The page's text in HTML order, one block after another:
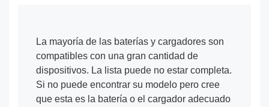
La mayoría de las baterías y cargadores son
compatibles con una gran cantidad de
dispositivos. La lista puede no estar completa.
Si no puede encontrar su modelo pero cree
que esta es la batería o el cargador adecuado